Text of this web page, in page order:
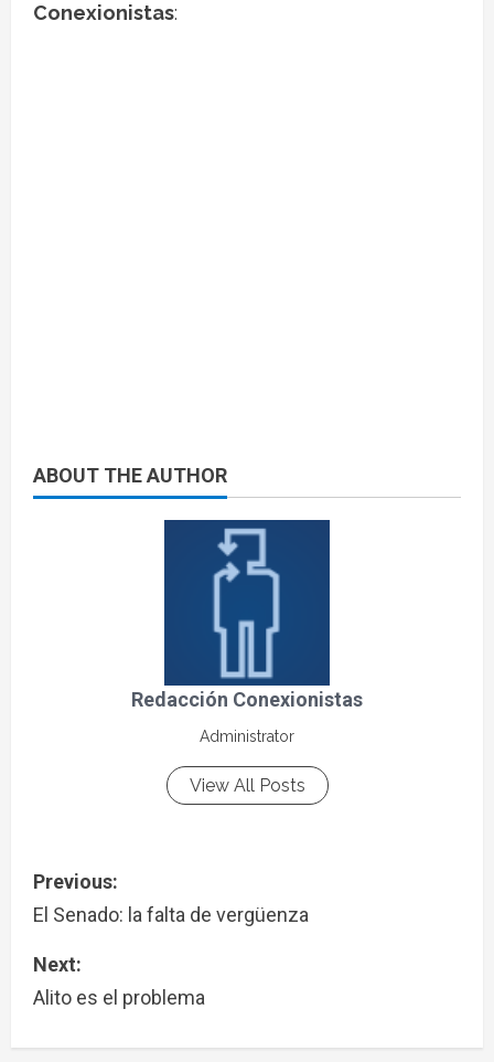
Conexionistas:
ABOUT THE AUTHOR
Redacción Conexionistas
Administrator
View All Posts
Previous:
El Senado: la falta de vergüenza
Next:
Alito es el problema